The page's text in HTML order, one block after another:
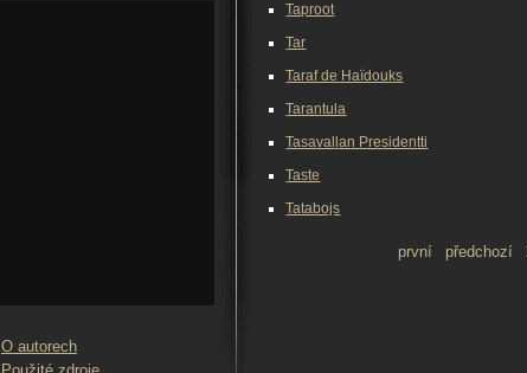
O autorech
Taproot
Tar
Taraf de Haïdouks
Tarantula
Tasavallan Presidentti
Taste
Tatabojs
první předchozí